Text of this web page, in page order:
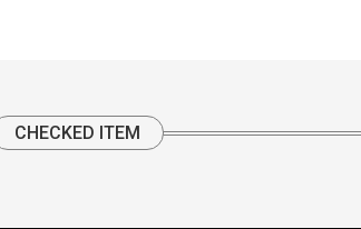
CHECKED ITEM